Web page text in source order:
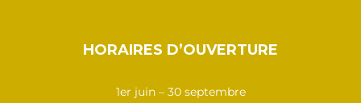
HORAIRES D’OUVERTURE
1er juin – 30 septembre